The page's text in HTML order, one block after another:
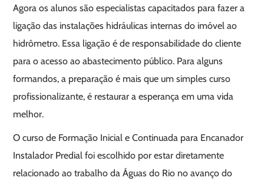
Agora os alunos são especialistas capacitados para fazer a
ligação das instalações hidráulicas internas do imóvel ao
hidrômetro. Essa ligação é de responsabilidade do cliente
para o acesso ao abastecimento público. Para alguns
formandos, a preparação é mais que um simples curso
profissionalizante, é restaurar a esperança em uma vida
melhor.
O curso de Formação Inicial e Continuada para Encanador
Instalador Predial foi escolhido por estar diretamente
relacionado ao trabalho da Águas do Rio no avanço do